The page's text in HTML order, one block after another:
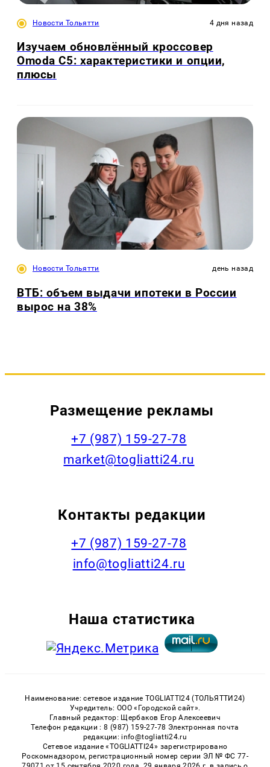
Новости Тольятти 4 дня назад
Изучаем обновлённый кроссовер
Omoda C5: характеристики и опции,
плюсы
Новости Тольятти день назад
ВТБ: объем выдачи ипотеки в России
вырос на 38%
Размещение рекламы
+7 (987) 159-27-78
market@togliatti24.ru
Контакты редакции
+7 (987) 159-27-78
info@togliatti24.ru
Наша статистика
Наименование: сетевое издание TOGLIATTI24 (ТОЛЬЯТТИ24)
Учредитель: ООО «Городской сайт».
Главный редактор: Щербаков Егор Алексеевич
Телефон редакции : 8 (987) 159-27-78 Электронная почта
редакции: info@togliatti24.ru
Сетевое издание «TOGLIATTI24» зарегистрировано
Роскомнадзором, регистрационный номер серии ЭЛ № ФС 77-